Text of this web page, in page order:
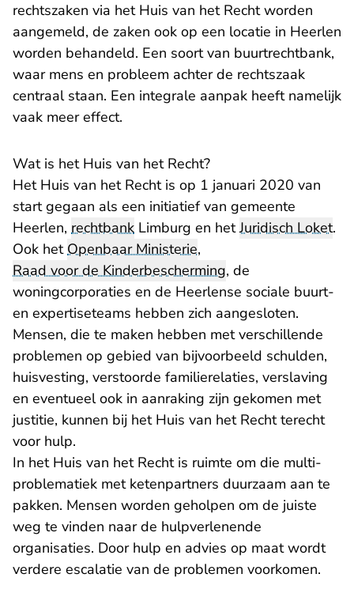
rechtszaken via het Huis van het Recht worden
aangemeld, de zaken ook op een locatie in Heerlen
worden behandeld. Een soort van buurtrechtbank,
waar mens en probleem achter de rechtszaak
centraal staan. Een integrale aanpak heeft namelijk
vaak meer effect.
Wat is het Huis van het Recht?
Het Huis van het Recht is op 1 januari 2020 van
start gegaan als een initiatief van gemeente
Heerlen, rechtbank Limburg en hetJuridisch Loket.
Ook hetOpenbaar Ministerie,
Raad voor de Kinderbescherming, de
woningcorporaties en de Heerlense sociale buurt-
en expertiseteams hebben zich aangesloten.
Mensen, die te maken hebben met verschillende
problemen op gebied van bijvoorbeeld schulden,
huisvesting, verstoorde familierelaties, verslaving
en eventueel ook in aanraking zijn gekomen met
justitie, kunnen bij het Huis van het Recht terecht
voor hulp.
In het Huis van het Recht is ruimte om die multi-
problematiek met ketenpartners duurzaam aan te
pakken. Mensen worden geholpen om de juiste
weg te vinden naar de hulpverlenende
organisaties. Door hulp en advies op maat wordt
verdere escalatie van de problemen voorkomen.